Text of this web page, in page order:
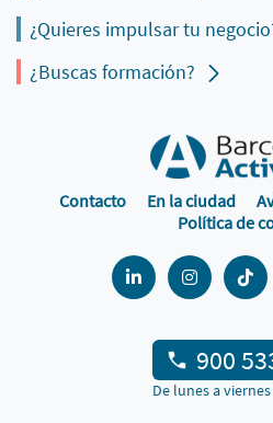
¿Quieres impulsar tu
¿Buscas formación?
Contacto En la ciudad
Política de
900
De lunes a